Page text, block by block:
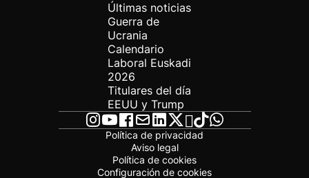
Últimas noticias
Guerra de
Ucrania
Calendario
Laboral Euskadi
2026
Titulares del día
EEUU y Trump
Política de privacidad
Aviso legal
Política de cookies
Configuración de cookies